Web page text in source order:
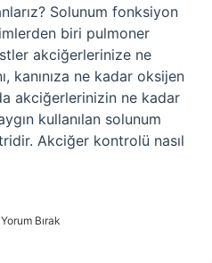
Solunum fonksiyon
biri pulmoner
akciğerlerinize ne
kanınıza ne kadar oksijen
akciğerlerinizin ne kadar
kullanılan solunum
Akciğer kontrolü nasıl
Yorum Bırak